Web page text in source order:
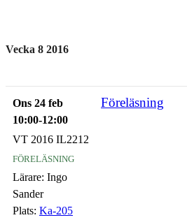
Vecka 8 2016
Ons 24 feb
10:00-12:00
Föreläsning
VT 2016 IL2212
föreläsning
Lärare: Ingo
Sander
Plats: Ka-205